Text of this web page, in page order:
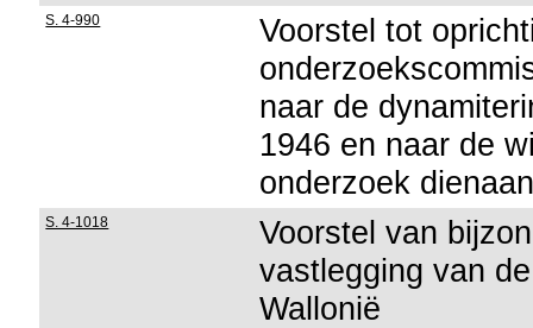
S. 4-990
Voorstel tot
naar de
1946 en naar de
onderzoek
S. 4-1018
Voorstel van
vastlegging van
Wallonië